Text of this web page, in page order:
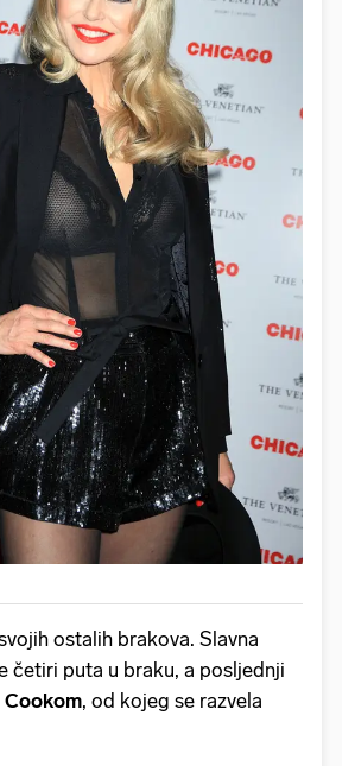
ostalih brakova. Slavna
četiri puta u braku, a posljednji
, od kojeg se razvela